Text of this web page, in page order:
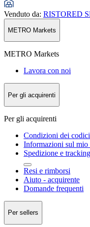
Venduto da: RISTORED
METRO Markets
METRO Markets
Lavora con noi
Per gli acquirenti
Per gli acquirenti
Condizioni dei
Informazioni sul mio
Spedizione e tracking
Resi e rimborsi
Aiuto - acquirente
Domande frequenti
Per sellers